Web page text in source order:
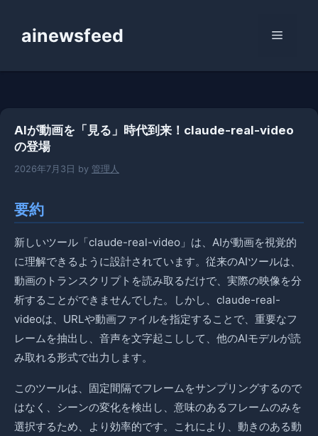
ainewsfeed メ
AIが動画を「見る」時代到来！claude-real-video
の登場
2026年7月3日 by 管理人
要約
新しいツール「claude-real-video」は、AIが動画を視覚的
に理解できるように設計されています。従来のAIツールは、
動画のトランスクリプトを読み取るだけで、実際の映像を分
析することができませんでした。しかし、claude-real-
videoは、URLや動画ファイルを指定することで、重要なフ
レームを抽出し、音声を文字起こしして、他のAIモデルが読
み取れる形式で出力します。
このツールは、固定間隔でフレームをサンプリングするので
はなく、シーンの変化を検出し、意味のあるフレームのみを
選択するため、より効率的です。これにより、動きのある動